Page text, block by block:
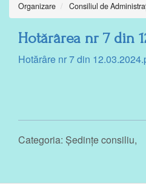
Organizare Consiliul de
Hotărârea nr 7 din
Hotărâre nr 7 din
Categoria: Ședințe consiliu,